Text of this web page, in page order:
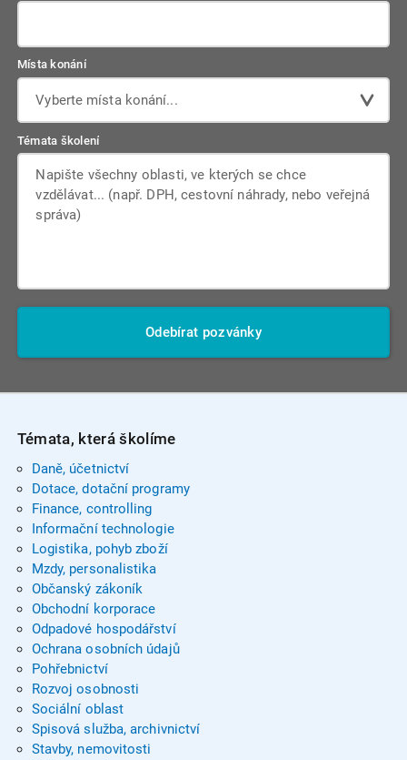
Místa konání
Vyberte místa konání...
Témata školení
Odebírat pozvánky
Témata, která školíme
Daně, účetnictví
Dotace, dotační programy
Finance, controlling
Informační technologie
Logistika, pohyb zboží
Mzdy, personalistika
Občanský zákoník
Obchodní korporace
Odpadové hospodářství
Ochrana osobních údajů
Pohřebnictví
Rozvoj osobnosti
Sociální oblast
Spisová služba, archivnictví
Stavby, nemovitosti